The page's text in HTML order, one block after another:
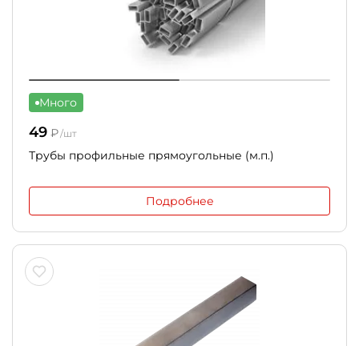
Много
49 ₽/шт
Трубы профильные прямоугольные (м.п.)
Подробнее